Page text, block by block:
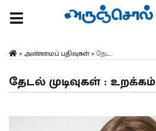
» அண்மைப் பதிவுகள்» தேட...
தேடல் முடிவுகள் : உறக்கம்